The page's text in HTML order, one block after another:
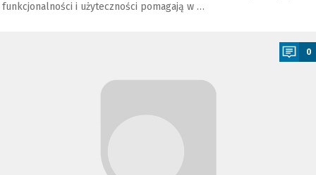
funkcjonalności i użyteczności pomagają w …
0